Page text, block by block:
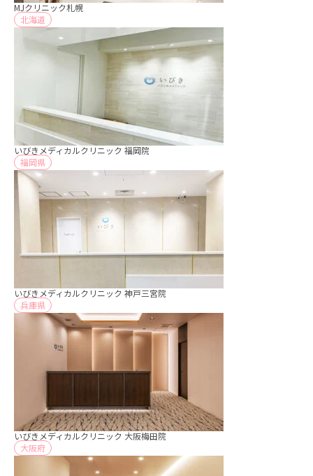
MJクリニック札幌
北海道
いびきメディカルクリニック 福岡院
福岡県
いびきメディカルクリニック 神戸三宮院
兵庫県
いびきメディカルクリニック 大阪梅田院
大阪府